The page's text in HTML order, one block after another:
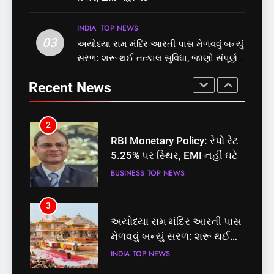
2
RBI Monetary Policy: રેપો રેટ
5.25% પર સ્થિર, EMI નહીં ઘટે
3
અયોધ્યા રામ મંદિર આરતી પાસ
મેળવવું બન્યું સરળ: શરૂ થઈ
તત્કાલ સુવિધા, જાણો સંપૂર્ણ
INDIA TOP NEWS
4
‘ગજિની’ અને ‘લગાન’ ફેમ
અભિનેતા પ્રદીપ રાવતનું 74
વર્ષની વયે નિધન, બ્લડ કેન્સર
ENTERTAINMENT
03
INDIA TOP NEWS
અયોધ્યા રામ મંદિર આરતી પાસ મેળવવું બન્યું
સરળ: શરૂ થઈ તત્કાલ સુવિધા, જાણો સંપૂર્ણ
Recent News
1
સમાજવાદી પાર્ટીએ અયોધ્યા
બેઠક પરથી પવન પાંડેને 2027
માટે બનાવાયા ઉમેદવાર
2
RBI Monetary Policy: રેપો રેટ
5.25% પર સ્થિર, EMI નહીં ઘટે
BUSINESS TOP NEWS
3
અયોધ્યા રામ મંદિર આરતી પાસ
મેળવવું બન્યું સરળ: શરૂ થઈ
તત્કાલ સુવિધા, જાણો સંપૂર્ણ
INDIA TOP NEWS